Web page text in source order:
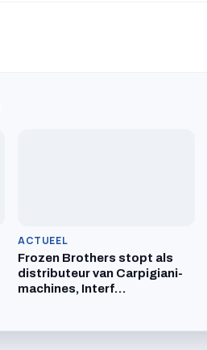
ACTUEEL
Frozen Brothers stopt als
distributeur van Carpigiani-
machines, Interf…